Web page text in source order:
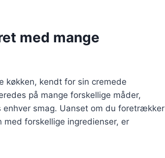
med mange
køkken, kendt for sin cremede
på mange forskellige måder,
smag. Uanset om du foretrækker
med forskellige ingredienser, er